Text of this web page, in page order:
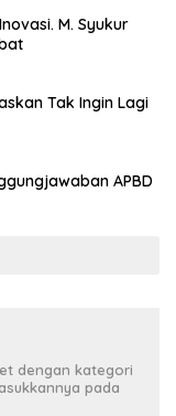
M. Syukur
Tak Ingin Lagi
APBD
dengan kategori
pada